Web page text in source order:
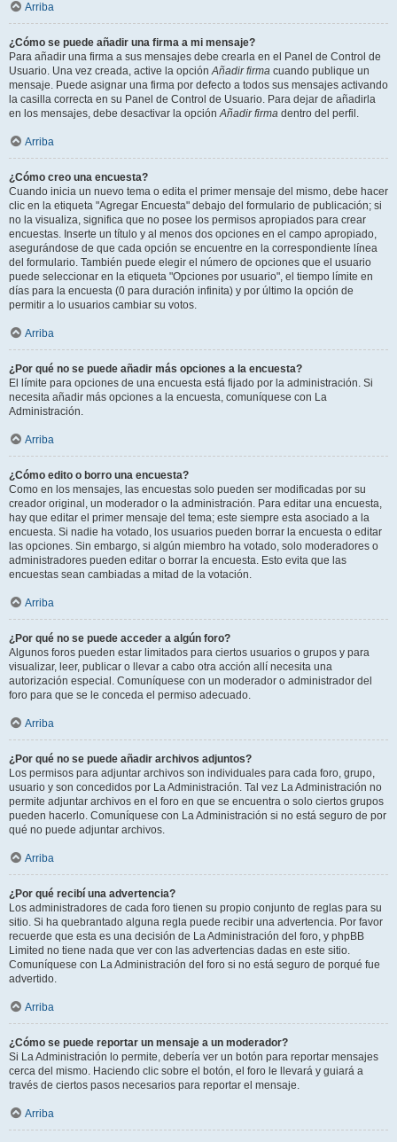
Arriba
¿Cómo se puede añadir una firma a mi mensaje?
Para añadir una firma a sus mensajes debe crearla en el Panel de Control de
Usuario. Una vez creada, active la opciónAñadir firma cuando publique un
mensaje. Puede asignar una firma por defecto a todos sus mensajes activando
la casilla correcta en su Panel de Control de Usuario. Para dejar de añadirla
en los mensajes, debe desactivar la opciónAñadir firma dentro del perfil.
Arriba
¿Cómo creo una encuesta?
Cuando inicia un nuevo tema o edita el primer mensaje del mismo, debe hacer
clic en la etiqueta "Agregar Encuesta" debajo del formulario de publicación; si
no la visualiza, significa que no posee los permisos apropiados para crear
encuestas. Inserte un título y al menos dos opciones en el campo apropiado,
asegurándose de que cada opción se encuentre en la correspondiente línea
del formulario. También puede elegir el número de opciones que el usuario
puede seleccionar en la etiqueta "Opciones por usuario", el tiempo límite en
días para la encuesta (0 para duración infinita) y por último la opción de
permitir a lo usuarios cambiar su votos.
Arriba
¿Por qué no se puede añadir más opciones a la encuesta?
El límite para opciones de una encuesta está fijado por la administración. Si
necesita añadir más opciones a la encuesta, comuníquese con La
Administración.
Arriba
¿Cómo edito o borro una encuesta?
Como en los mensajes, las encuestas solo pueden ser modificadas por su
creador original, un moderador o la administración. Para editar una encuesta,
hay que editar el primer mensaje del tema; este siempre esta asociado a la
encuesta. Si nadie ha votado, los usuarios pueden borrar la encuesta o editar
las opciones. Sin embargo, si algún miembro ha votado, solo moderadores o
administradores pueden editar o borrar la encuesta. Esto evita que las
encuestas sean cambiadas a mitad de la votación.
Arriba
¿Por qué no se puede acceder a algún foro?
Algunos foros pueden estar limitados para ciertos usuarios o grupos y para
visualizar, leer, publicar o llevar a cabo otra acción allí necesita una
autorización especial. Comuníquese con un moderador o administrador del
foro para que se le conceda el permiso adecuado.
Arriba
¿Por qué no se puede añadir archivos adjuntos?
Los permisos para adjuntar archivos son individuales para cada foro, grupo,
usuario y son concedidos por La Administración. Tal vez La Administración no
permite adjuntar archivos en el foro en que se encuentra o solo ciertos grupos
pueden hacerlo. Comuníquese con La Administración si no está seguro de por
qué no puede adjuntar archivos.
Arriba
¿Por qué recibí una advertencia?
Los administradores de cada foro tienen su propio conjunto de reglas para su
sitio. Si ha quebrantado alguna regla puede recibir una advertencia. Por favor
recuerde que esta es una decisión de La Administración del foro, y phpBB
Limited no tiene nada que ver con las advertencias dadas en este sitio.
Comuníquese con La Administración del foro si no está seguro de porqué fue
advertido.
Arriba
¿Cómo se puede reportar un mensaje a un moderador?
Si La Administración lo permite, debería ver un botón para reportar mensajes
cerca del mismo. Haciendo clic sobre el botón, el foro le llevará y guiará a
través de ciertos pasos necesarios para reportar el mensaje.
Arriba